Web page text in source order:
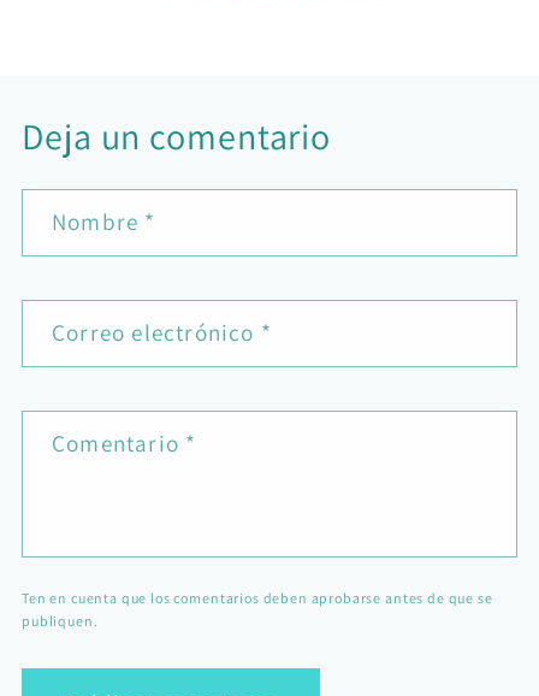
Deja un comentario
Nombre *
Correo electrónico *
Comentario *
Ten en cuenta que los comentarios deben aprobarse antes de que se
publiquen.